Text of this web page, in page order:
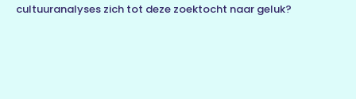
cultuuranalyses zich tot deze zoektocht naar geluk?